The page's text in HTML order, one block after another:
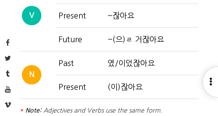
Facebook
Twitter
Tumblr
YouTube
Vimeo
V Present ~잖아요
Future ~(으)ㄹ 거잖아요
N
Past 였/이었잖아요
Present (이)잖아요
* Note: Adjectives and Verbs use the same form.